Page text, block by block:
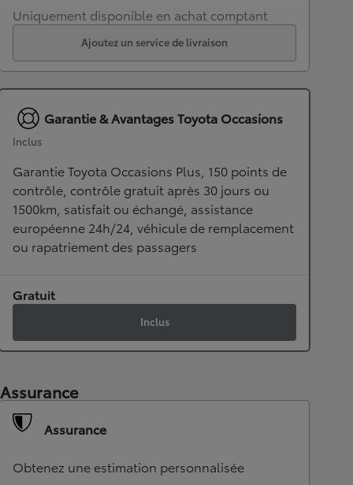
Uniquement disponible en achat comptant
Ajoutez un service de livraison
Garantie & Avantages Toyota Occasions
Inclus
Garantie Toyota Occasions Plus, 150 points de
contrôle, contrôle gratuit après 30 jours ou
1500km, satisfait ou échangé, assistance
européenne 24h/24, véhicule de remplacement
ou rapatriement des passagers
Gratuit
Inclus
Assurance
Assurance
Obtenez une estimation personnalisée